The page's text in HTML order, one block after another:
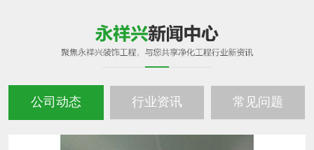
公司动态 行业资讯 常见问题